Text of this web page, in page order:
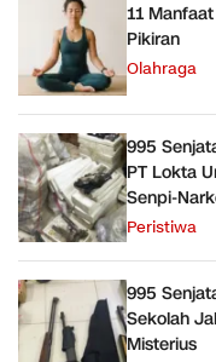
11
Pikiran
Olahraga
995
PT Lokta
Senpi-
Peristiwa
995
Sekolah
Misterius